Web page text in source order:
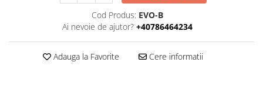
Cod Produs: EVO-B
Ai nevoie de ajutor? +40786464234
Adauga la Favorite Cere informatii